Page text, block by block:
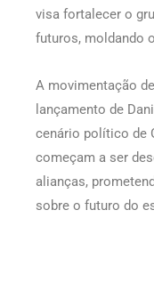
visa fortalecer o
futuros, moldando
A movimentação
lançamento de
cenário político de
começam a ser
alianças,
sobre o futuro do